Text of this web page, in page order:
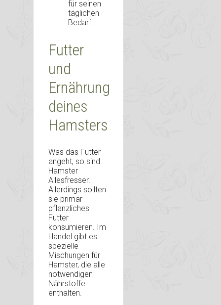
für seinen
täglichen
Bedarf.
Futter
und
Ernährung
deines
Hamsters
Was das Futter
angeht, so sind
Hamster
Allesfresser.
Allerdings sollten
sie primär
pflanzliches
Futter
konsumieren. Im
Handel gibt es
spezielle
Mischungen für
Hamster, die alle
notwendigen
Nährstoffe
enthalten.